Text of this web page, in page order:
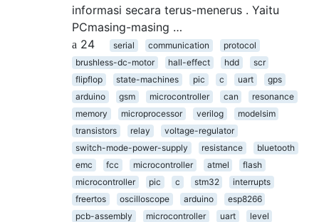
informasi secara terus-menerus . Yaitu
PCmasing-masing …
24
serial communication
protocol
brushless-dc-motor
hall-effect hdd
scr
flipflop
state-machines pic c uart
gps
arduino
gsm microcontroller can
resonance
memory
microprocessor verilog
modelsim
transistors
relay
voltage-regulator
switch-mode-power-supply
resistance
bluetooth
emc
fcc microcontroller atmel
flash
microcontroller
pic c stm32
interrupts
freertos
oscilloscope arduino
esp8266
pcb-assembly
microcontroller uart
level